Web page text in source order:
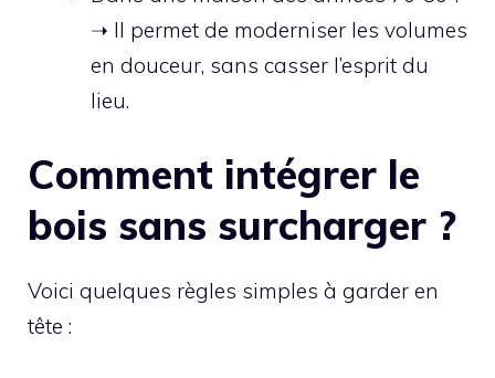
➝ Il permet de moderniser les volumes
en douceur, sans casser l’esprit du
lieu.
Comment intégrer le
bois sans surcharger ?
Voici quelques règles simples à garder en
tête :